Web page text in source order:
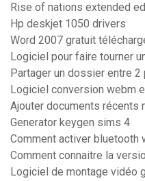
Rise of nations extended
Hp deskjet 1050 drivers
Word 2007 gratuit
Logiciel pour faire tourner
Partager un dossier entre 2
Logiciel conversion webm
Ajouter documents récents
Generator keygen sims 4
Comment activer bluetooth
Comment connaitre la
Logiciel de montage vidéo